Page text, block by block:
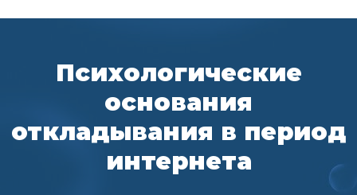
Психологические
основания
откладывания в период
интернета